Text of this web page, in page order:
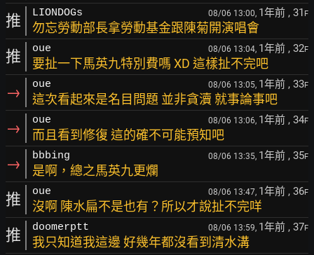
推 LIONDOGs 08/06 13:00, 1年前 , 31 F
勿忘勞動部長拿勞動基金跟陳菊開演唱會
推 oue 08/06 13:04, 1年前 , 32F
要扯一下馬英九特別費嗎 XD 這樣扯不完吧
→ oue 08/06 13:05, 1年前 , 33F
這次看起來是名目問題 並非貪瀆 就事論事吧
→ oue 08/06 13:06, 1年前 , 34F
而且看到修復 這的確不可能預知吧
→ bbbing 08/06 13:35, 1年前 , 35F
是啊，總之馬英九更爛
推 oue 08/06 13:47, 1年前 , 36F
沒啊 陳水扁不是也有？所以才說扯不完咩
推 doomerptt 08/06 13:59, 1年前 , 37F
我只知道我這邊 好幾年都沒看到清水溝